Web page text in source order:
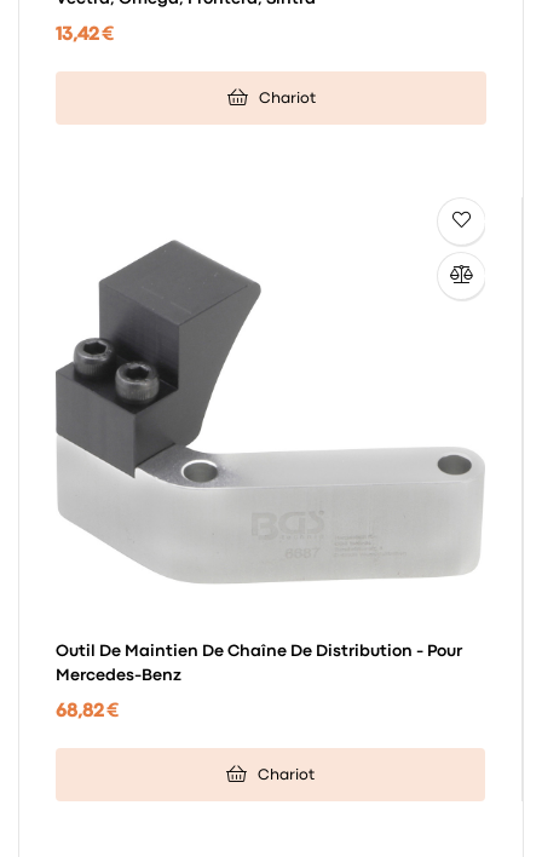
13,42 €
Chariot
Outil De Maintien De Chaîne De Distribution - Pour
Mercedes-Benz
68,82 €
Chariot